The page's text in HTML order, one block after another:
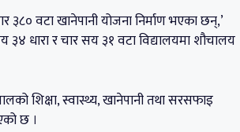
३८० वटा खानेपानी योजना निर्माण भएका छन्,’
धारा र चार सय ३१ वटा विद्यालयमा शौचालय
शिक्षा, स्वास्थ्य, खानेपानी तथा सरसफाइ
छ ।